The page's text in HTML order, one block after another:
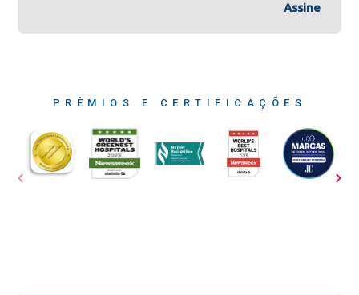
Assine
PRÊMIOS E CERTIFICAÇÕES